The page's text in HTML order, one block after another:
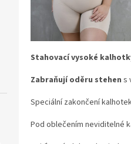
Stahovací vysoké
Zabraňují oděru stehen s
Speciální zakončení
Pod oblečením neviditelné